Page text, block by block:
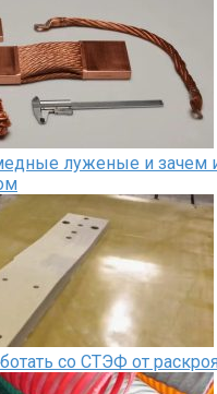
луженые и зачем
со СТЭФ от